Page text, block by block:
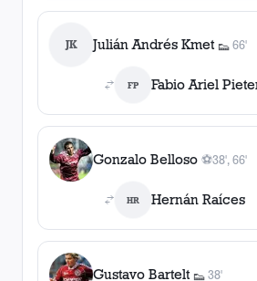
JK Julián Andrés Kmet 👟
1
66'
FP Fabio Ariel
Gonzalo Belloso ⚽
2goles,
38', 66'
HR Hernán Raíces
Gustavo Bartelt 👟38'